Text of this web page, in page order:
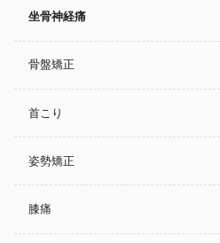
坐骨神経痛
骨盤矯正
首こり
姿勢矯正
膝痛